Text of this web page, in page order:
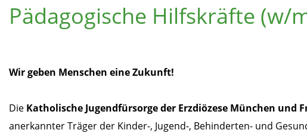
Pädagogische Hilfskräfte (w/
Wir geben Menschen eine Zukunft!
Die Katholische Jugendfürsorge der Erzdiözese München und
anerkannter Träger der Kinder-, Jugend-, Behinderten- und